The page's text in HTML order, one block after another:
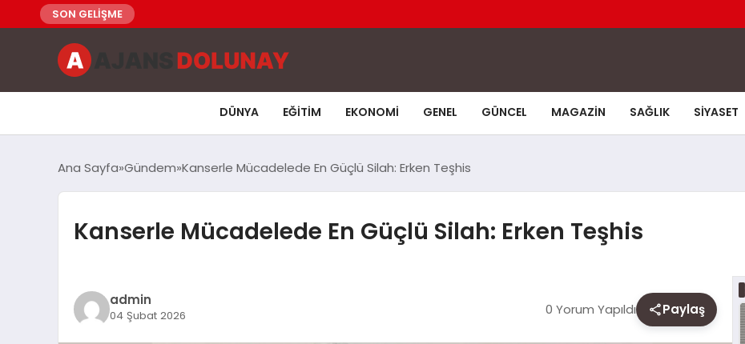
SON GELİŞME
DÜNYA EĞITIM EKONOMI GENEL GÜNCEL MAGAZIN SAĞLIK SIYASET
Ana Sayfa Gündem Kanserle Mücadelede En Güçlü Silah: Erken Teşhis
Kanserle Mücadelede En Güçlü Silah: Erken Teşhis
admin
04 Şubat 2026 0 Yorum Yapıldı Paylaş